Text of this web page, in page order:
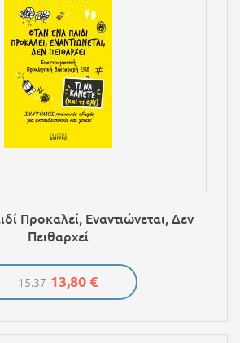
Προκαλεί, Εναντιώνεται, Δεν
Πειθαρχεί
15.37 13,80 €